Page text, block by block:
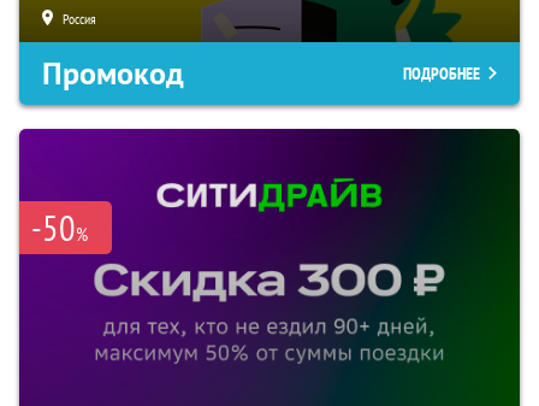
Россия
Промокод ПОДРОБНЕЕ
-50%